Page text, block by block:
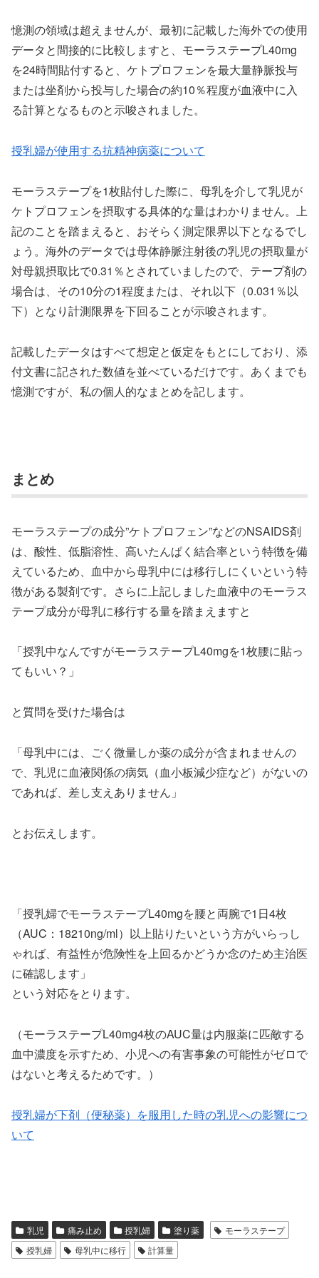
憶測の領域は超えませんが、最初に記載した海外での使用
データと間接的に比較しますと、モーラステープL40mg
を24時間貼付すると、ケトプロフェンを最大量静脈投与
または坐剤から投与した場合の約10％程度が血液中に入
る計算となるものと示唆されました。
授乳婦が使用する抗精神病薬について
モーラステープを1枚貼付した際に、母乳を介して乳児が
ケトプロフェンを摂取する具体的な量はわかりません。上
記のことを踏まえると、おそらく測定限界以下となるでし
ょう。海外のデータでは母体静脈注射後の乳児の摂取量が
対母親摂取比で0.31％とされていましたので、テープ剤の
場合は、その10分の1程度または、それ以下（0.031％以
下）となり計測限界を下回ることが示唆されます。
記載したデータはすべて想定と仮定をもとにしており、添
付文書に記された数値を並べているだけです。あくまでも
憶測ですが、私の個人的なまとめを記します。
まとめ
モーラステープの成分”ケトプロフェン”などのNSAIDS剤
は、酸性、低脂溶性、高いたんぱく結合率という特徴を備
えているため、血中から母乳中には移行しにくいという特
徴がある製剤です。さらに上記しました血液中のモーラス
テープ成分が母乳に移行する量を踏まえますと
「授乳中なんですがモーラステープL40mgを1枚腰に貼っ
てもいい？」
と質問を受けた場合は
「母乳中には、ごく微量しか薬の成分が含まれませんの
で、乳児に血液関係の病気（血小板減少症など）がないの
であれば、差し支えありません」
とお伝えします。
「授乳婦でモーラステープL40mgを腰と両腕で1日4枚
（AUC：18210ng/ml）以上貼りたいという方がいらっし
ゃれば、有益性が危険性を上回るかどうか念のため主治医
に確認します」
という対応をとります。
（モーラステープL40mg4枚のAUC量は内服薬に匹敵する
血中濃度を示すため、小児への有害事象の可能性がゼロで
はないと考えるためです。）
授乳婦が下剤（便秘薬）を服用した時の乳児への影響につ
いて
乳児 痛み止め 授乳婦 塗り薬
モーラステープ
授乳婦
母乳中に移行 計算量